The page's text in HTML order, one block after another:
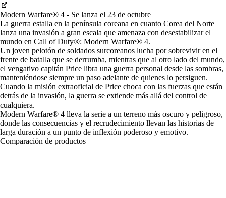
Modern Warfare® 4 - Se lanza el 23 de octubre
La guerra estalla en la península coreana en cuanto Corea del Norte
lanza una invasión a gran escala que amenaza con desestabilizar el
mundo en Call of Duty®: Modern Warfare® 4.
Un joven pelotón de soldados surcoreanos lucha por sobrevivir en el
frente de batalla que se derrumba, mientras que al otro lado del mundo,
el vengativo capitán Price libra una guerra personal desde las sombras,
manteniéndose siempre un paso adelante de quienes lo persiguen.
Cuando la misión extraoficial de Price choca con las fuerzas que están
detrás de la invasión, la guerra se extiende más allá del control de
cualquiera.
Modern Warfare® 4 lleva la serie a un terreno más oscuro y peligroso,
donde las consecuencias y el recrudecimiento llevan las historias de
larga duración a un punto de inflexión poderoso y emotivo.
Comparación de productos